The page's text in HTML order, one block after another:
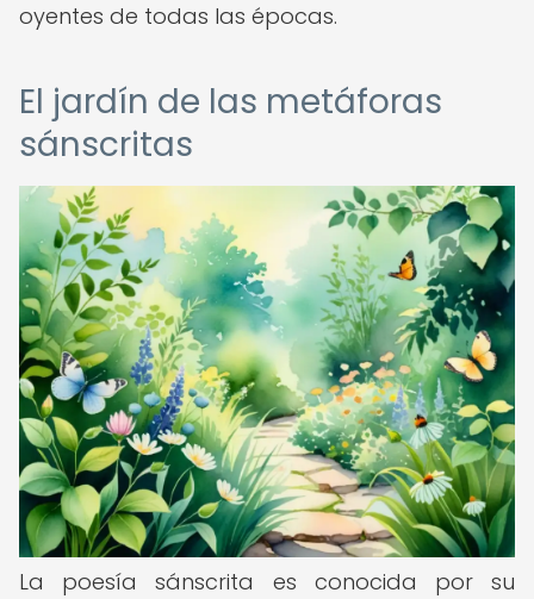
oyentes de todas las épocas.
El jardín de las metáforas
sánscritas
La poesía sánscrita es conocida por su